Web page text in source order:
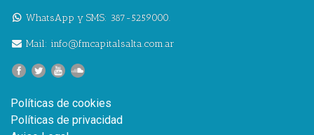
WhatsApp y SMS: 387-5259000.
Mail: info@fmcapitalsalta.com.ar
Políticas de cookies
Políticas de privacidad